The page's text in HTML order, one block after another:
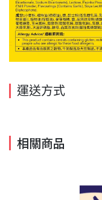
運送方式
相關商品